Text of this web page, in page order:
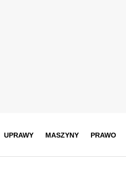
UPRAWY MASZYNY PRAWO